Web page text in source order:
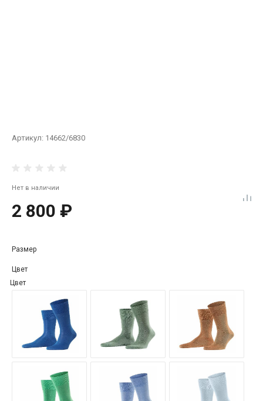
Артикул: 14662/6830
Нет в наличии
2 800 ₽
Размер
Цвет
Цвет